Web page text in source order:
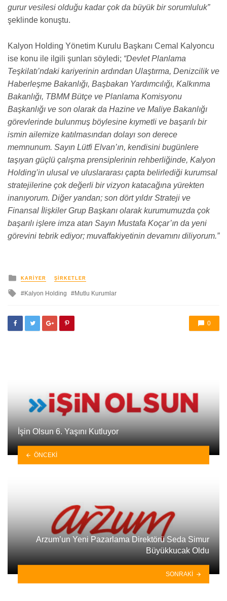
gurur vesilesi olduğu kadar çok da büyük bir sorumluluk”
şeklinde konuştu.
Kalyon Holding Yönetim Kurulu Başkanı Cemal Kalyoncu
ise konu ile ilgili şunları söyledi; “Devlet Planlama
Teşkilatı’ndaki kariyerinin ardından Ulaştırma, Denizcilik ve
Haberleşme Bakanlığı, Başbakan Yardımcılığı, Kalkınma
Bakanlığı, TBMM Bütçe ve Planlama Komisyonu
Başkanlığı ve son olarak da Hazine ve Maliye Bakanlığı
görevlerinde bulunmuş böylesine kıymetli ve başarılı bir
ismin ailemize katılmasından dolayı son derece
memnunum. Sayın Lütfi Elvan’ın, kendisini bugünlere
taşıyan güçlü çalışma prensiplerinin rehberliğinde, Kalyon
Holding’in ulusal ve uluslararası çapta belirlediği kurumsal
stratejilerine çok değerli bir vizyon katacağına yürekten
inanıyorum. Diğer yandan; son dört yıldır Strateji ve
Finansal İlişkiler Grup Başkanı olarak kurumumuzda çok
başarılı işlere imza atan Sayın Mustafa Koçar’ın da yeni
görevini tebrik ediyor; muvaffakiyetinin devamını diliyorum.”
yayınlanan
KARIYER ŞIRKETLER
ileKalyon Holding Mutlu Kurumlar
0
İşin Olsun 6. Yaşını Kutluyor
ÖNCEKI
Arzum’un Yeni Pazarlama Direktörü Seda Simur
Büyükkucak Oldu
SONRAKI